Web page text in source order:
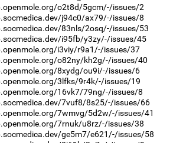
o2t8d/5gcm/-/issues/2
j94c0/ax79/-/issues/8
83nls/2osq/-/issues/53
i95fb/y3zy/-/issues/45
i3viy/r9a1/-/issues/37
o82ny/kh2g/-/issues/40
8xydg/ou9i/-/issues/6
3lfks/9r4k/-/issues/19
16vk7/79ng/-/issues/8
7vuf8/8s25/-/issues/66
7wmvg/5d2w/-/issues/41
7rnuk/u8rz/-/issues/38
ge5m7/e621/-/issues/58